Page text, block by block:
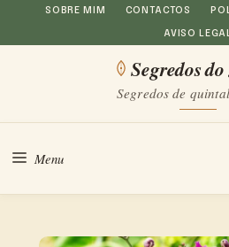
Saltar
para
SOBRE MIM CONTACTOS
AVISO
Segredos
Segredos de
Menu